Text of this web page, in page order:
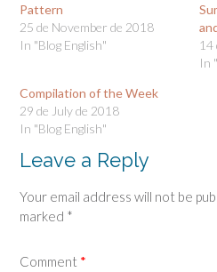
Pattern
25 de November de 2018
In "Blog English"
14
In
Compilation of the Week
29 de July de 2018
In "Blog English"
Leave a Reply
Your email address will not be
marked *
Comment *